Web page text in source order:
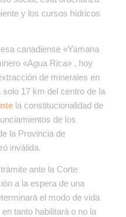
y los cursos hídricos
canadiense «Yamana
«Agua Rica» , hoy
de minerales en
17 km del centro de la
la constitucionalidad de
de los
la Provincia de
inválida.
ante la Corte
a la espera de una
el modo de vida
tanto habilitará o no la